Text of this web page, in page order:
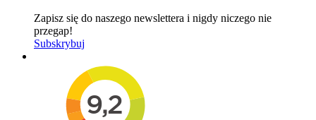
Zapisz się do naszego newslettera i nigdy niczego nie
przegap!
Subskrybuj